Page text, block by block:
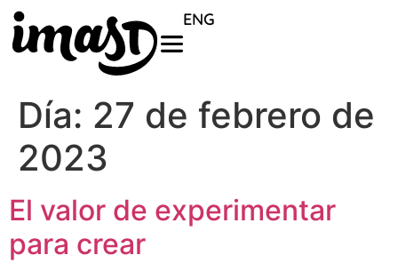
ENG
Día: 27 de febrero de
2023
El valor de experimentar
para crear